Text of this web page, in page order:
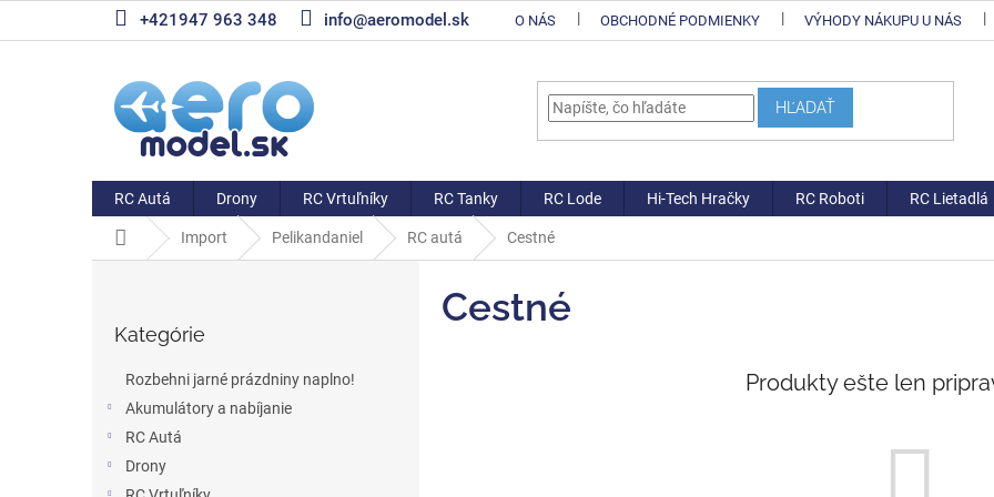
+421947 963 348 info@aeromodel.sk O NÁS OBCHODNÉ PODMIENKY VÝHODY NÁKUPU U NÁS
HĽADAŤ
RC Autá Drony RC Vrtuľníky RC Tanky RC Lode Hi-Tech Hračky RC Roboti RC Lietadlá
DomovImport Pelikandaniel RC autá Cestné
kategórie
Kategórie
Rozbehni jarné prázdniny naplno!
Akumulátory a nabíjanie
RC Autá
Drony
Cestné
Produkty ešte len